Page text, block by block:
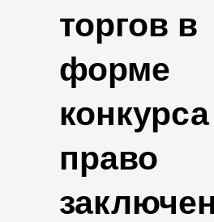
торгов в
форме
право